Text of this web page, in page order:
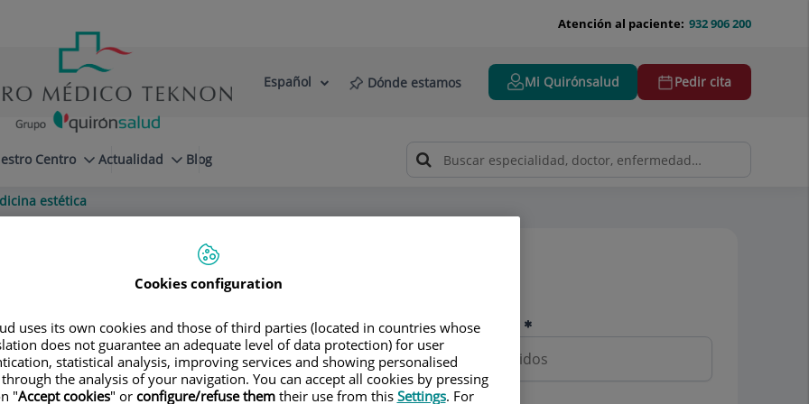
932 906 200
Atención al paciente:
Selector
Idioma
Español Dónde estamos Mi Quirónsalud Pedir cita
Centro Actualidad Blog
estética
Nombre y apellidos
Cookies configuration
uses its own cookies and those of third parties (located in countries whose
does not guarantee an adequate level of data protection) for user
statistical analysis, improving services and showing personalised
the analysis of your navigation. You can accept all cookies by pressing
"Accept cookies" or configure/refuse themtheir use from this Settings. For